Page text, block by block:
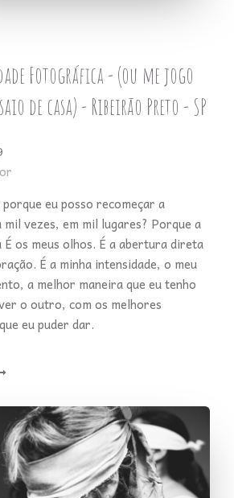
Fotográfica - (ou me jogo
de casa) - Ribeirão Preto - SP
porque eu posso recomeçar a
vezes, em mil lugares? Porque a
os meus olhos. É a abertura direta
É a minha intensidade, o meu
a melhor maneira que eu tenho
o outro, com os melhores
eu puder dar.